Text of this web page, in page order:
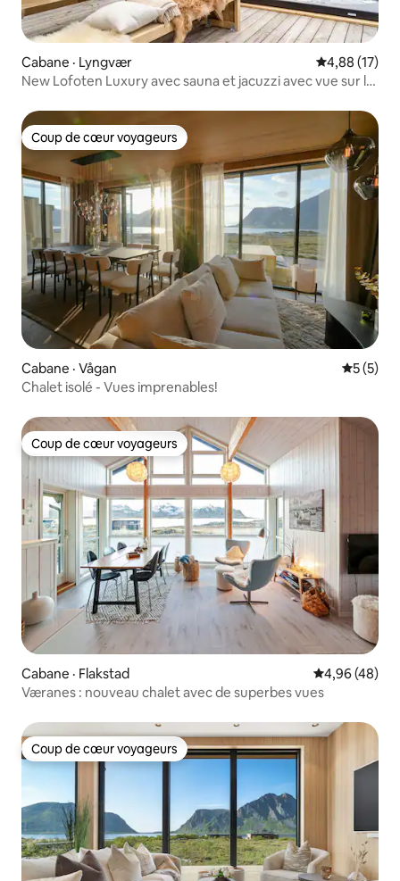
Cabane · Lyngvær Note
4,88 (17)
New Lofoten Luxury avec sauna et jacuzzi avec vue sur la
Coup de cœur voyageurs
Coup de cœur voyageurs
Cabane · Vågan Note
5 (5)
Chalet isolé - Vues imprenables!
Coup de cœur voyageurs
Coup de cœur voyageurs
Cabane · Flakstad Note
4,96 (48)
Væranes : nouveau chalet avec de superbes vues
Coup de cœur voyageurs
Coup de cœur voyageurs